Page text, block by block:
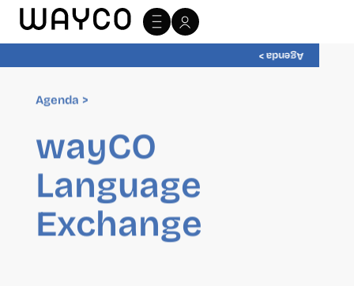
Agenda >
wayCO
Language
Exchange
Agenda >